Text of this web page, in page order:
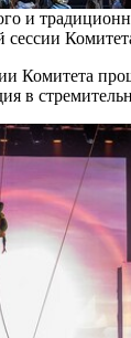
и
сессии
Комитета
в